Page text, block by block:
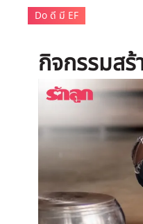
Do ดี มี EF
กิจกรรมสร้